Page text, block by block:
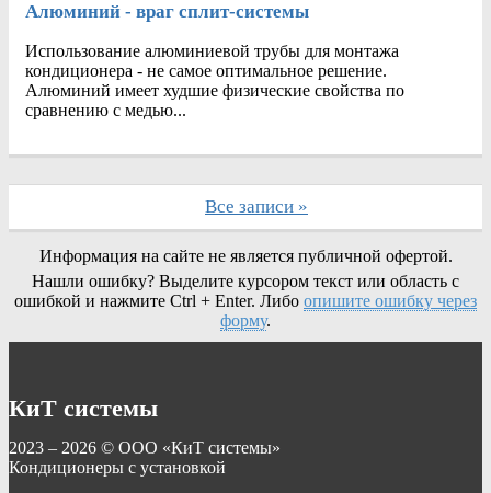
Алюминий - враг сплит-системы
Использование алюминиевой трубы для монтажа
кондиционера - не самое оптимальное решение.
Алюминий имеет худшие физические свойства по
сравнению с медью...
Все записи »
Информация на сайте не является публичной офертой.
Нашли ошибку? Выделите курсором текст или область с
ошибкой и нажмите Ctrl + Enter. Либо опишите ошибку через
форму.
КиТ системы
2023 – 2026 © ООО «КиТ системы»
Кондиционеры с установкой